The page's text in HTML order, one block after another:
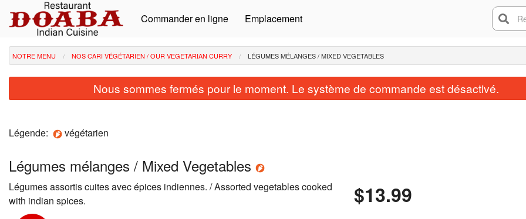
Commander en ligne Emplacement
Naan à l'ail / Garlic Naan
NOTRE MENU NOS CARI VÉGÉTARIEN / OUR VEGETARIAN CURRY LÉGUMES MÉLANGES / MIXED VEGETABLES
Nous sommes fermés pour le moment. Le système de commande est désactivé.
Légende: végétarien
Légumes mélanges / Mixed Vegetables
Légumes assortis cuites avec épices indiennes. / Assorted vegetables cooked
with indian spices.
$13.99